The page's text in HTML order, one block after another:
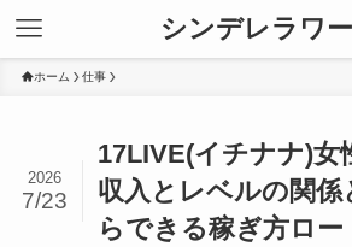
シンデレラワ
ホーム 仕事
17LIVE(イチナナ)女
収入とレベルの関係
らできる稼ぎ方ロ
2026
7/23